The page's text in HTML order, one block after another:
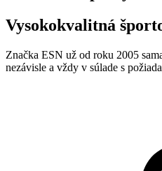
Vysokokvalitná
Značka ESN už od roku 2005
nezávisle a vždy v súlade s